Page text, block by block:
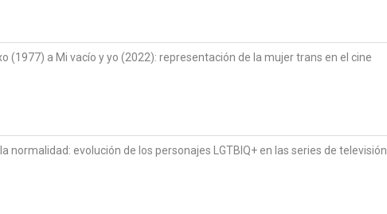
(1977) a Mi vacío y yo (2022): representación de la mujer trans en el cine
normalidad: evolución de los personajes LGTBIQ+ en las series de televisión